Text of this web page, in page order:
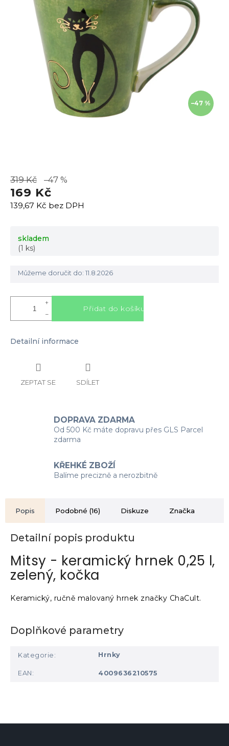
–47 %
319 Kč –47 %
169 Kč
139,67 Kč bez DPH
cena:
skladem
(1 ks)
Můžeme doručit do: 11.8.2026
+
−
Přidat do košíku
Detailní informace
ZEPTAT SE SDÍLET
DOPRAVA ZDARMA
Od 500 Kč máte dopravu přes GLS Parcel
zdarma
KŘEHKÉ ZBOŽÍ
Balíme precizně a nerozbitně
Popis Podobné (16) Diskuze Značka
Detailní popis produktu
Mitsy - keramický hrnek 0,25 l,
zelený, kočka
Keramický, ručně malovaný hrnek značky ChaCult.
Doplňkové parametry
Kategorie : Hrnky
EAN : 4009636210575
Z